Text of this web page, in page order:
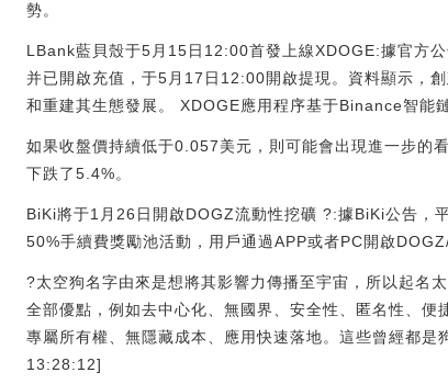
勢。
LBank藍貝殼于5月15日12:00首發上線XDOGE:據官方
并已開啟充值，于5月17日12:00開啟提現。資料顯示，
和重建其生態發展。 XDOGE應用程序基于Binance智
如果收盤價持續低于0.057美元，則可能會出現進一步的
下跌了5.4%。
BiKi將于1月26日開啟DOGZ流動性挖礦 ?:據BiKi公告，
50%手續費獎勵池活動，用戶通過APP或者PC開啟
?太空狗名字由來是想將其影響力傳播至宇宙，所以起名
全部優點，例如去中心化、無國界、安全性、匿名性、便
專屬所有權、無隱藏成本、應用快速落地。這些曾經都
13:28:12]